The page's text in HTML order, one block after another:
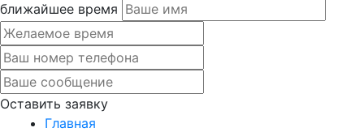
ближайшее время
Оставить заявку
Главная